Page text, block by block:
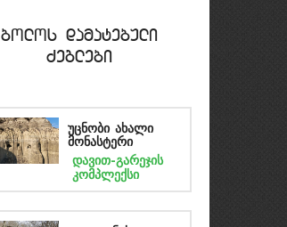
bolos damatebuli
Zeglebi
უცნობი ახალი
მონასტერი
დავით-გარეჯის
კომპლექსი